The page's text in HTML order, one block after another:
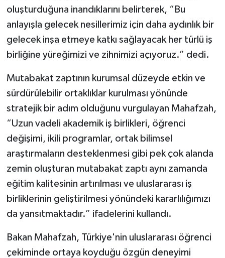
oluşturduğuna inandıklarını belirterek, “Bu
anlayışla gelecek nesillerimiz için daha aydınlık bir
gelecek inşa etmeye katkı sağlayacak her türlü iş
birliğine yüreğimizi ve zihnimizi açıyoruz.” dedi.
Mutabakat zaptının kurumsal düzeyde etkin ve
sürdürülebilir ortaklıklar kurulması yönünde
stratejik bir adım olduğunu vurgulayan Mahafzah,
“Uzun vadeli akademik iş birlikleri, öğrenci
değişimi, ikili programlar, ortak bilimsel
araştırmaların desteklenmesi gibi pek çok alanda
zemin oluşturan mutabakat zaptı aynı zamanda
eğitim kalitesinin artırılması ve uluslararası iş
birliklerinin geliştirilmesi yönündeki kararlılığımızı
da yansıtmaktadır.” ifadelerini kullandı.
Bakan Mahafzah, Türkiye'nin uluslararası öğrenci
çekiminde ortaya koyduğu özgün deneyimi